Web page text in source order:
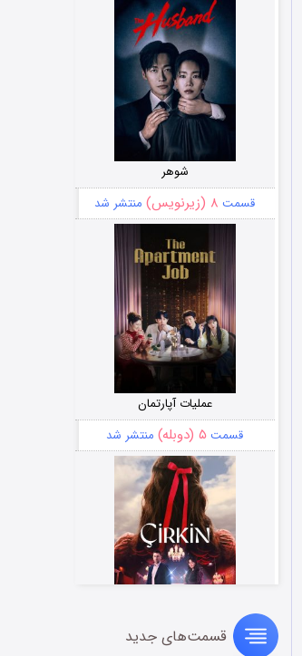
شوهر
قسمت ۸ (زیرنویس) منتشر شد
عملیات آپارتمان
قسمت ۵ (دوبله) منتشر شد
سریال زشت
قسمت‌های جدید